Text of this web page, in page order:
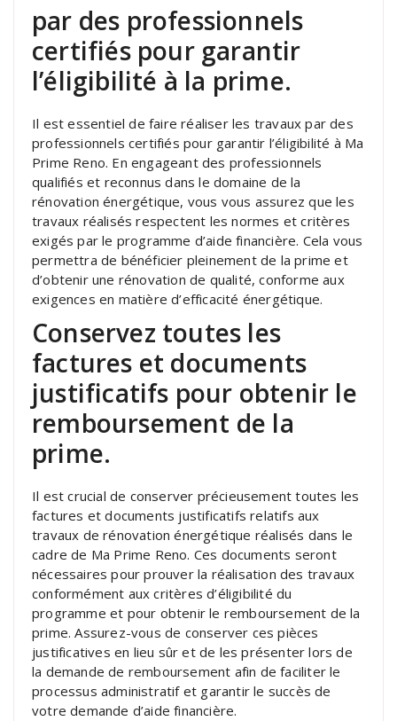
par des professionnels
certifiés pour garantir
l’éligibilité à la prime.
Il est essentiel de faire réaliser les travaux par des
professionnels certifiés pour garantir l’éligibilité à Ma
Prime Reno. En engageant des professionnels
qualifiés et reconnus dans le domaine de la
rénovation énergétique, vous vous assurez que les
travaux réalisés respectent les normes et critères
exigés par le programme d’aide financière. Cela vous
permettra de bénéficier pleinement de la prime et
d’obtenir une rénovation de qualité, conforme aux
exigences en matière d’efficacité énergétique.
Conservez toutes les
factures et documents
justificatifs pour obtenir le
remboursement de la
prime.
Il est crucial de conserver précieusement toutes les
factures et documents justificatifs relatifs aux
travaux de rénovation énergétique réalisés dans le
cadre de Ma Prime Reno. Ces documents seront
nécessaires pour prouver la réalisation des travaux
conformément aux critères d’éligibilité du
programme et pour obtenir le remboursement de la
prime. Assurez-vous de conserver ces pièces
justificatives en lieu sûr et de les présenter lors de
la demande de remboursement afin de faciliter le
processus administratif et garantir le succès de
votre demande d’aide financière.